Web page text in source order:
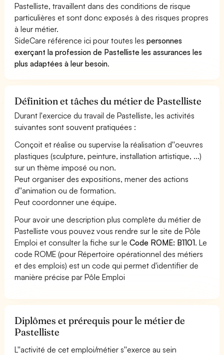
Pastelliste, travaillent dans des conditions de risque
particulières et sont donc exposés à des risques propres
à leur métier.
SideCare référence ici pour toutes lespersonnes
exerçant la profession de Pastelliste les assurances les
plus adaptées à leur besoin.
Définition et tâches du métier de Pastelliste
Durant l'exercice du travail de Pastelliste, les activités
suivantes sont souvent pratiquées :
Conçoit et réalise ou supervise la réalisation d''oeuvres
plastiques (sculpture, peinture, installation artistique, ...)
sur un thème imposé ou non.
Peut organiser des expositions, mener des actions
d''animation ou de formation.
Peut coordonner une équipe.
Pour avoir une description plus complète du métier de
Pastelliste vous pouvez vous rendre sur le site de Pôle
Emploi et consulter la fiche sur leCode ROME: B1101. Le
code ROME (pour Répertoire opérationnel des métiers
et des emplois) est un code qui permet d'identifier de
manière précise par Pôle Emploi
Diplômes et prérequis pour le métier de
Pastelliste
L''activité de cet emploi/métier s''exerce au sein